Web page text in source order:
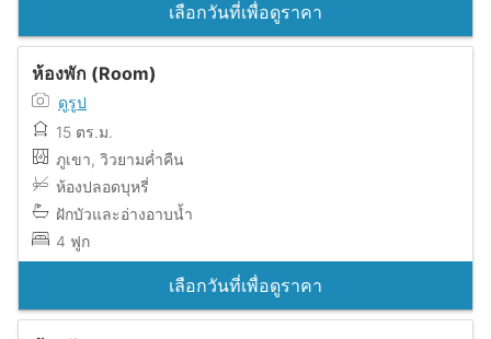
เลือกวันที่เพื่อดูราคา
ห้องพัก (Room)
ดูรูป
15 ตร.ม.
ภูเขา, วิวยามค่ำคืน
ห้องปลอดบุหรี่
ฝักบัวและอ่างอาบน้ำ
4 ฟูก
เลือกวันที่เพื่อดูราคา